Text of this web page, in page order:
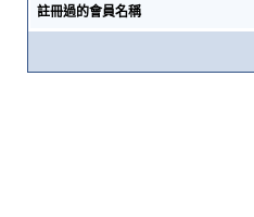
註冊過的會員名稱